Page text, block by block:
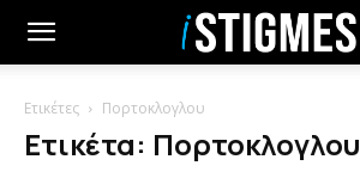
Ετικέτες Πορτοκλογλου
Ετικέτα: Πορτοκλογλου